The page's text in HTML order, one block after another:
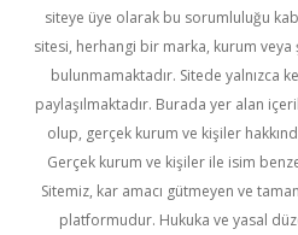
siteye üye olarak bu sorumluluğu
sitesi, herhangi bir marka, kurum veya
bulunmamaktadır. Sitede yalnızca
paylaşılmaktadır. Burada yer alan
olup, gerçek kurum ve kişiler
Gerçek kurum ve kişiler ile isim
Sitemiz, kar amacı gütmeyen ve
platformudur. Hukuka ve yasal